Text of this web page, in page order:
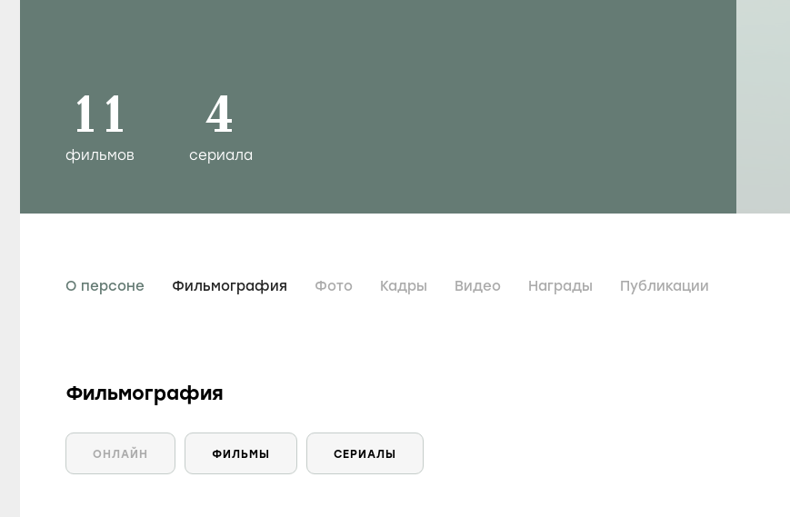
11
фильмов
4
сериала
О персоне Фильмография Фото Кадры Видео Награды Публикации
Фильмография
ОНЛАЙН ФИЛЬМЫ СЕРИАЛЫ